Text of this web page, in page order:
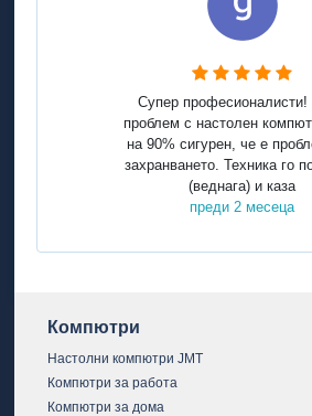
Супер
проблем с настолен
на 90% сигурен, че е
захранването. Техника го
(веднага) и каза
преди 2 месеца
Компютри
Настолни компютри JMT
Компютри за работа
Компютри за дома